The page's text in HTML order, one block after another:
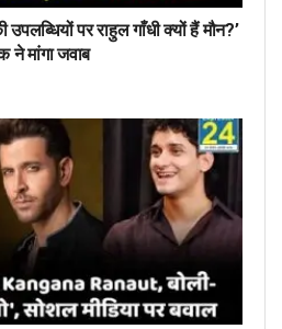
पर राहुल गाँधी क्यों हैं मौन?’
ने मांगा जवाब